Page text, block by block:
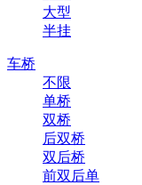
大型
半挂
车桥
不限
单桥
双桥
后双桥
双后桥
前双后单